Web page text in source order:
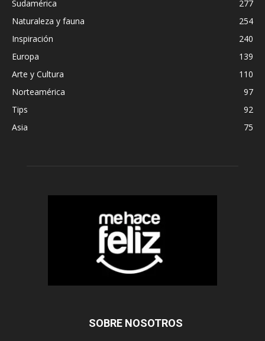
Sudamérica
277
Naturaleza y fauna
254
Inspiración
240
Europa
139
Arte y Cultura
110
Norteamérica
97
Tips
92
Asia
75
SOBRE NOSOTROS